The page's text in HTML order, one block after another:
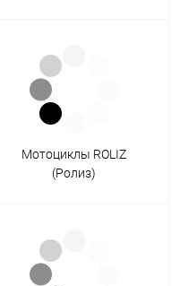
Мотоциклы ROLIZ
(Ролиз)